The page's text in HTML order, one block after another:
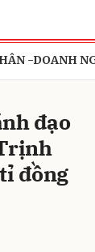
-DOANH
đạo
đồng